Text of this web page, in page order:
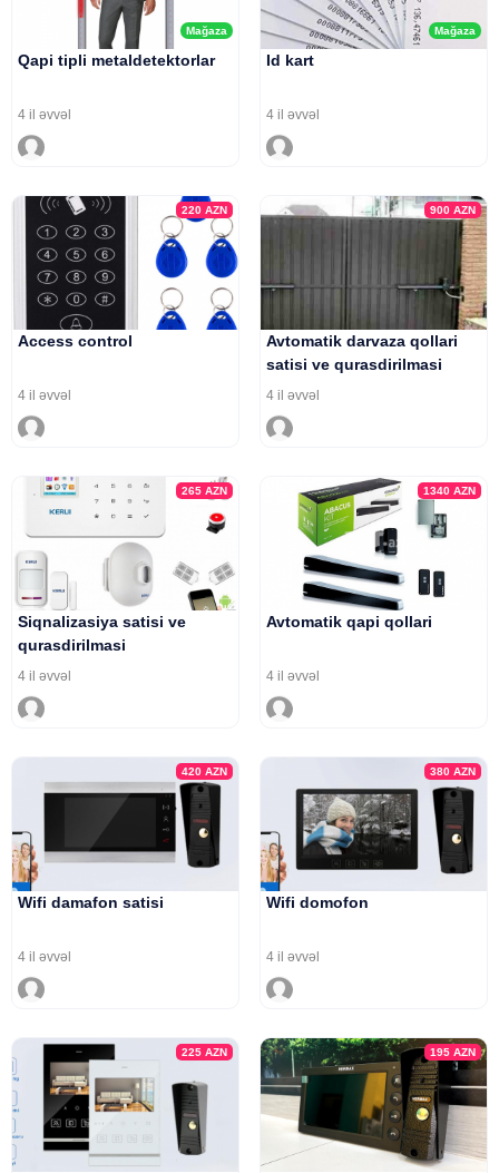
Mağaza
Qapi tipli metaldetektorlar
4 il əvvəl
Mağaza
Id kart
4 il əvvəl
220AZN
Access control
4 il əvvəl
900 AZN
Avtomatik darvaza qollari
satisi ve qurasdirilmasi
4 il əvvəl
265AZN
Siqnalizasiya satisi ve
qurasdirilmasi
4 il əvvəl
1340 AZN
Avtomatik qapi qollari
4 il əvvəl
420AZN
Wifi damafon satisi
4 il əvvəl
380 AZN
Wifi domofon
4 il əvvəl
225AZN 195 AZN